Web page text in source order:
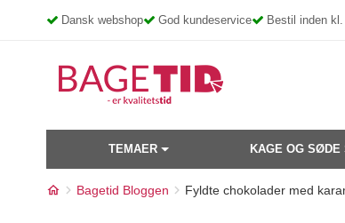
Dansk webshop God kundeservice Bestil inden
TEMAER KAGE OG SØDE
Bagetid Bloggen Fyldte chokolader med